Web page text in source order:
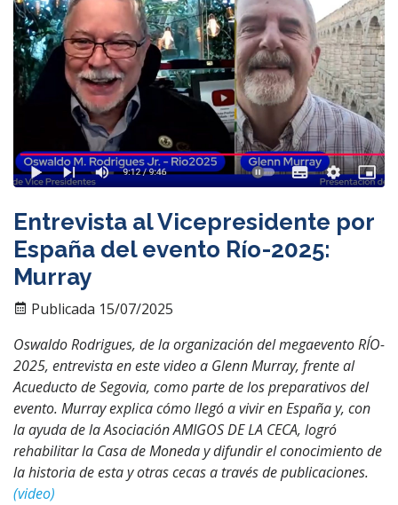
Entrevista al Vicepresidente por
España del evento Río-2025:
Murray
Publicada 15/07/2025
Oswaldo Rodrigues, de la organización del megaevento RÍO-
2025, entrevista en este video a Glenn Murray, frente al
Acueducto de Segovia, como parte de los preparativos del
evento. Murray explica cómo llegó a vivir en España y, con
la ayuda de la Asociación AMIGOS DE LA CECA, logró
rehabilitar la Casa de Moneda y difundir el conocimiento de
la historia de esta y otras cecas a través de publicaciones.
(video)